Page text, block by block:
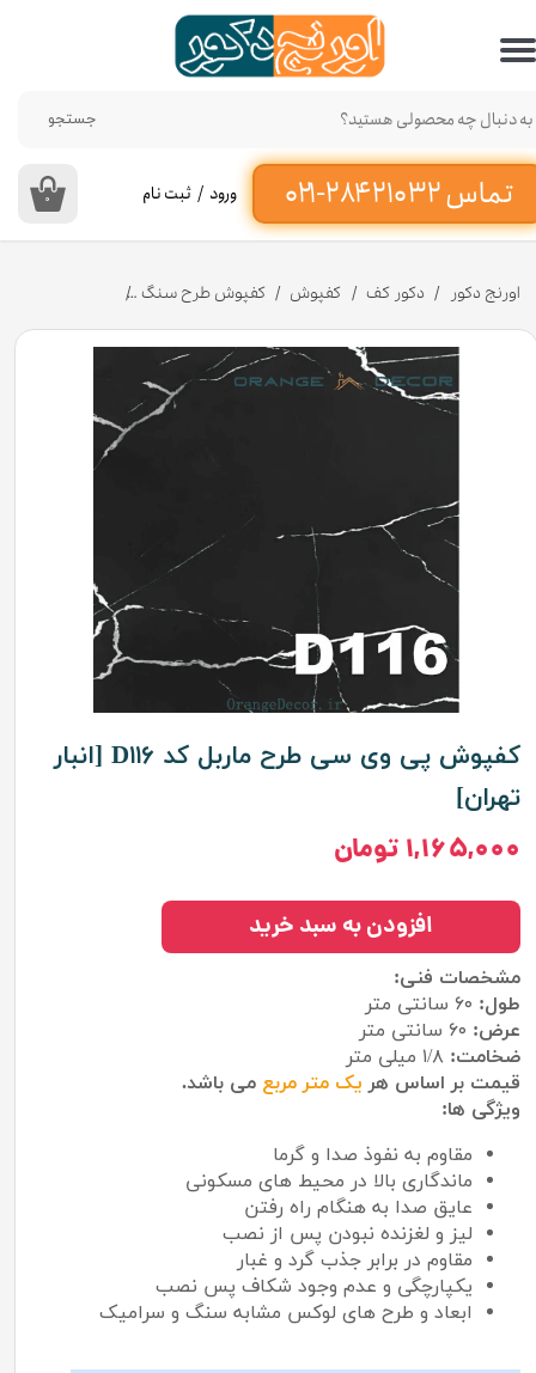
تماس ۳۲ ۲۱۰ ۲۸۴-۰۲۱‌
جستجو
۰ ورود / ثبت نام
حساب کاربری من
تغییر گذر واژه
سفارشات
خروج از حساب کاربری
اورنج دکور دکور کف کفپوش کفپوش طرح سنگ
کفپوش پی وی سی طرح ماربل کد D۱۱۶ [انبار
تهران]
۱,۱۶۵,۰۰۰ تومان
مشخصات فنی:
طول:
عرض:
ضخامت:
قیمت بر اساس هر یک متر مربع می باشد.
ویژگی ها:
مقاوم به نفوذ صدا و گرما
ماندگاری بالا در محیط های مسکونی
عایق صدا به هنگام راه رفتن
لیز و لغزنده نبودن پس از نصب
مقاوم در برابر جذب گرد و غبار
یکپارچگی و عدم وجود شکاف پس نصب
ابعاد و طرح های لوکس مشابه سنگ و سرامیک
افزودن به سبد خرید